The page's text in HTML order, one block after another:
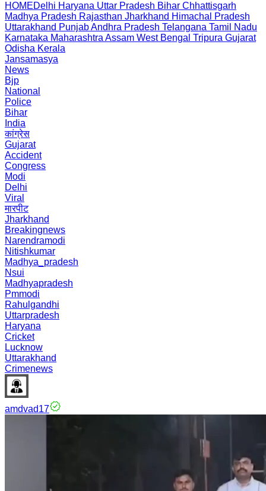
HOMEDelhi Haryana Uttar Pradesh Bihar Chhattisgarh
Madhya Pradesh Rajasthan Jharkhand Himachal Pradesh
Uttarakhand PunjabAndhra Pradesh Telangana Tamil Nadu
Karnataka Maharashtra Assam West Bengal Tripura Gujarat
Odisha Kerala
Jansamasya
News
Bjp
National
Police
Bihar
India
कांग्रेस
Gujarat
Accident
Congress
Modi
Delhi
Viral
मारपीट
Jharkhand
Breakingnews
Narendramodi
Nitishkumar
Madhya_pradesh
Nsui
Madhyapradesh
Pmmodi
Rahulgandhi
Uttarpradesh
Haryana
Cricket
Lucknow
Uttarakhand
Crimenews
amdvad17